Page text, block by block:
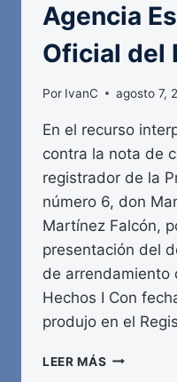
Agencia
Oficial del
Por IvanC agosto 7,
En el recurso
contra la nota de
registrador de la
número 6, don
Martínez Falcón,
presentación del
de arrendamiento
Hechos I Con
produjo en el
LEER MÁS AGENCIA